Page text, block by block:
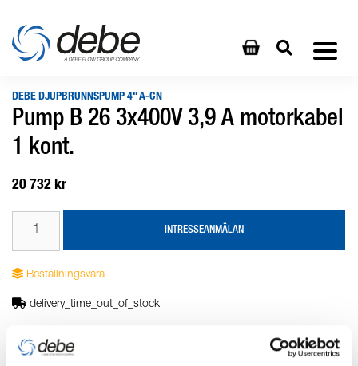
DEBE DJUPBRUNNSPUMP 4" A-CN
Pump B 26 3x400V 3,9 A motorkabel
1 kont.
20 732 kr
INTRESSEANMÄLAN
Beställningsvara
delivery_time_out_of_stock